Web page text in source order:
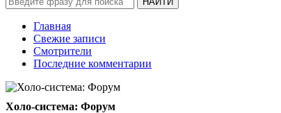
Главная
Свежие записи
Смотрители
Последние комментарии
Холо-система: Форум